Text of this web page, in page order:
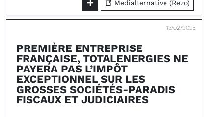
Medialternative (Rezo)
13/02/2026
PREMIÈRE ENTREPRISE
FRANÇAISE, TOTALENERGIES NE
PAYERA PAS L’IMPÔT
EXCEPTIONNEL SUR LES
GROSSES SOCIÉTÉS-PARADIS
FISCAUX ET JUDICIAIRES